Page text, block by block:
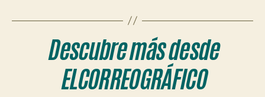
Descubre más desde
ELCORREOGRÁFICO